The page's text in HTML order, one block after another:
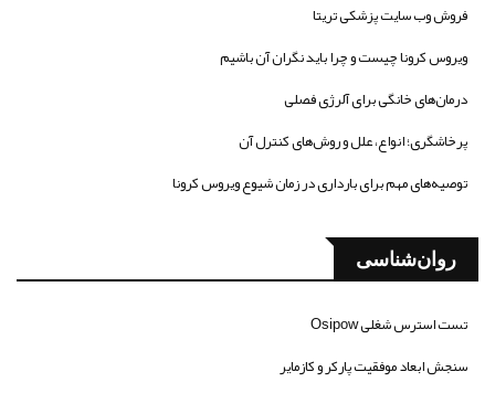
فروش وب سایت پزشکی تریتا
ویروس کرونا چیست و چرا باید نگران آن باشیم
درمان‌های خانگی برای آلرژی فصلی
پرخاشگری؛ انواع، علل و روش‌های کنترل آن
توصیه‌های مهم برای بارداری در زمان شیوع ویروس کرونا
روان‌شناسی
تست استرس شغلی Osipow
سنجش ابعاد موفقیت پارکر و کازمایر